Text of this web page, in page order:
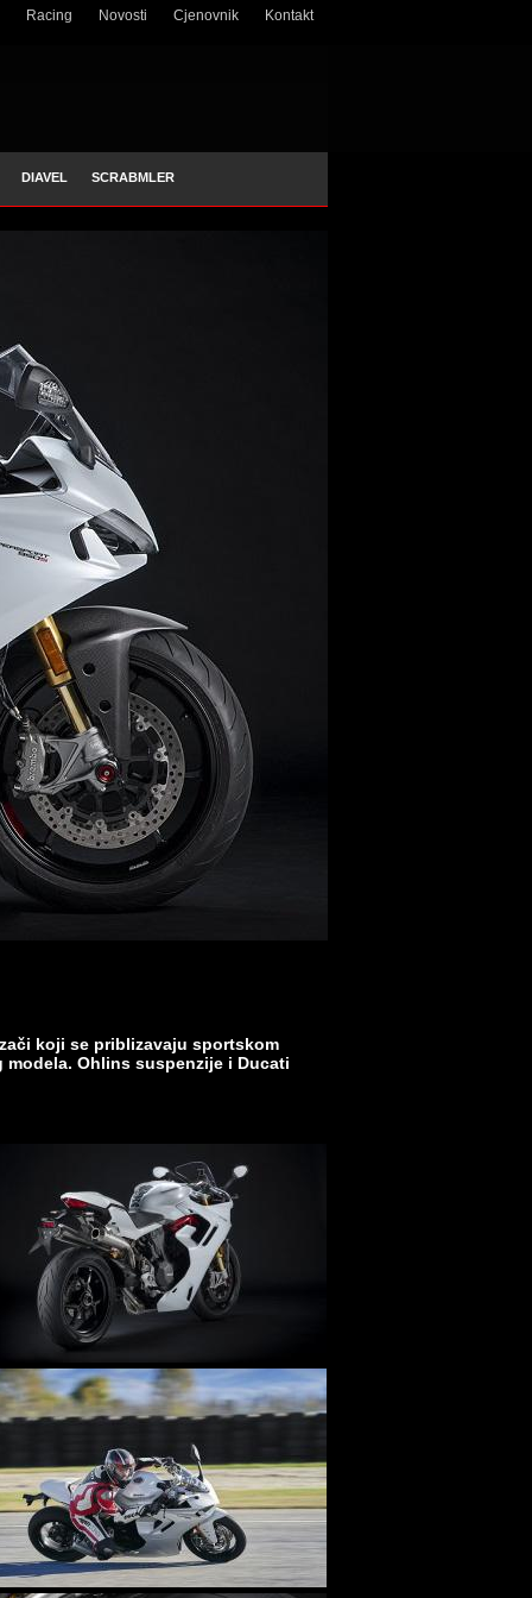
Racing Novosti Cjenovnik Kontakt
DIAVEL SCRABMLER
koji se priblizavaju sportskom
Ohlins suspenzije i Ducati